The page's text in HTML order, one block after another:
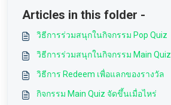
Articles in this folder -
วิธีการร่วมสนุกในกิจกรรม Pop Quiz
วิธีการร่วมสนุกในกิจกรรม Main Quiz
วิธีการ Redeem เพื่อแลกของรางวัล
กิจกรรม Main Quiz จัดขึ้นเมื่อไหร่